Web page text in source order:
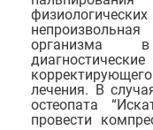
организма
лечения. В
остеопата
провести